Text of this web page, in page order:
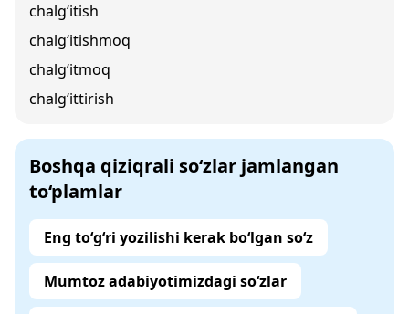
chalg‘itish
chalg‘itishmoq
chalg‘itmoq
chalg‘ittirish
Boshqa qiziqrali so‘zlar jamlangan
to‘plamlar
Eng to‘g‘ri yozilishi kerak bo‘lgan so‘z
Mumtoz adabiyotimizdagi so‘zlar